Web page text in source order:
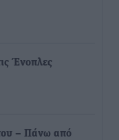
Ένοπλες
– Πάνω από